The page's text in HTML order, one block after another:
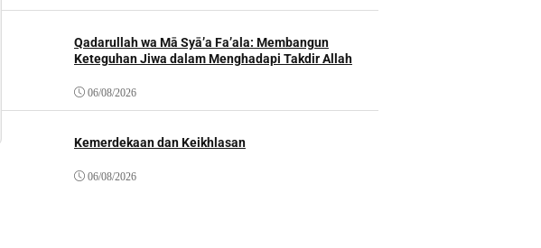
Qadarullah wa Mā Syā’a Fa’ala: Membangun
Keteguhan Jiwa dalam Menghadapi Takdir Allah
06/08/2026
Kemerdekaan dan Keikhlasan
06/08/2026